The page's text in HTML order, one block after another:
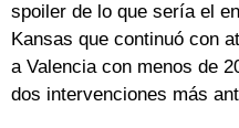
spoiler de lo que sería el
Kansas que continuó con
a Valencia con menos de
dos intervenciones más